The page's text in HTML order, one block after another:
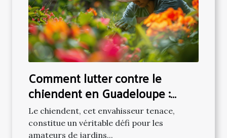
Comment lutter contre le
chiendent en Guadeloupe :
approches écologiques et
pratiques
Le chiendent, cet envahisseur tenace,
constitue un véritable défi pour les
amateurs de jardins...